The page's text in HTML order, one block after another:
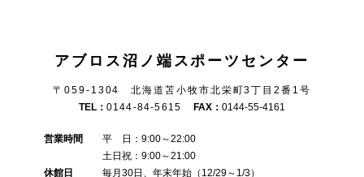
アブロス沼ノ端スポーツセンター
〒059-1304 北海道苫小牧市北栄町3丁目2番1号
TEL： 0144-84-5615 FAX：0144-55-4161
営業時間 平 日：9:00～22:00
土日祝：9:00～21:00
休館日 毎月30日、年末年始（12/29～1/3）